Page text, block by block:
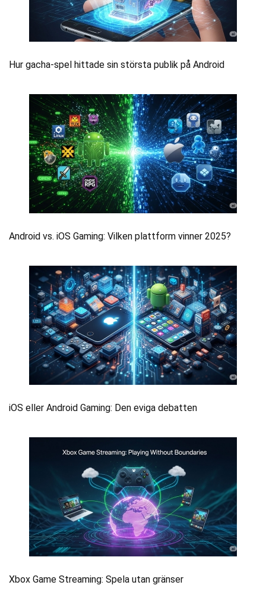
Hur gacha-spel hittade sin största publik på Android
Android vs. iOS Gaming: Vilken plattform vinner 2025?
iOS eller Android Gaming: Den eviga debatten
Xbox Game Streaming: Spela utan gränser